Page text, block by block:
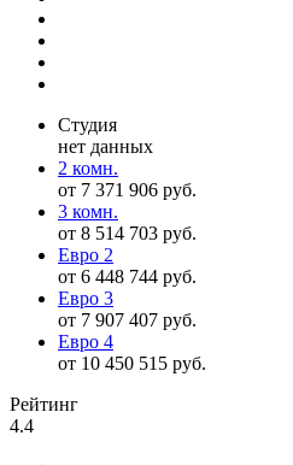
Студия
нет данных
2 комн.
от 7 371 906 руб.
3 комн.
от 8 514 703 руб.
Евро 2
от 6 448 744 руб.
Евро 3
от 7 907 407 руб.
Евро 4
от 10 450 515 руб.
Рейтинг
4.4